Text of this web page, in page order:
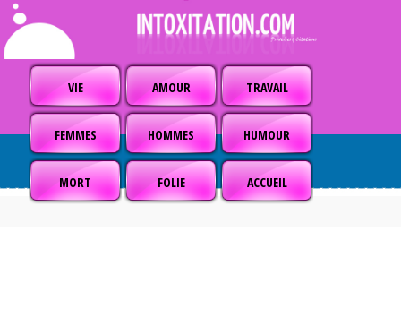
VIE AMOUR TRAVAIL
FEMMES HOMMES HUMOUR
MORT FOLIE ACCUEIL